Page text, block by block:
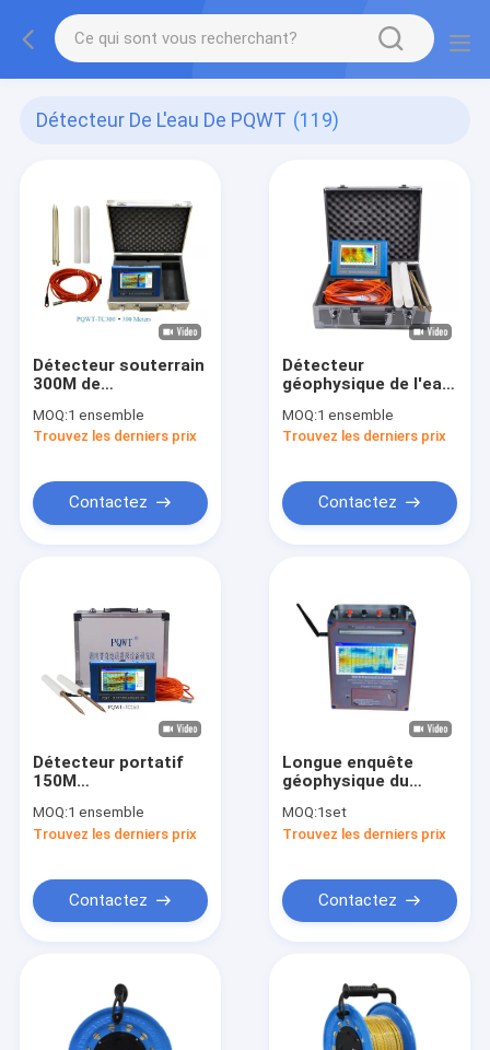
Détecteur De L'eau De PQWT (119)
Détecteur souterrain
300M de
complètement
automatiques de
MOQ:1 ensemble
Trouvez les derniers prix
Contactez
Détecteur
géophysique de l'eau
mètres de puissance
de 4000mAh
MOQ:1 ensemble
Trouvez les derniers prix
Contactez
Détecteur portatif
150M
souterrain de l'eau
de PQWT-TC150
MOQ:1 ensemble
Trouvez les derniers prix
Contactez
Longue enquête
géophysique du
terme PQWT-TC700
600m pour des eaux
MOQ:1set
Trouvez les derniers prix
Contactez